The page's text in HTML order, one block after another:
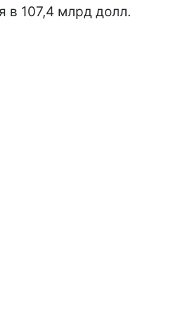
в 107,4 млрд долл.